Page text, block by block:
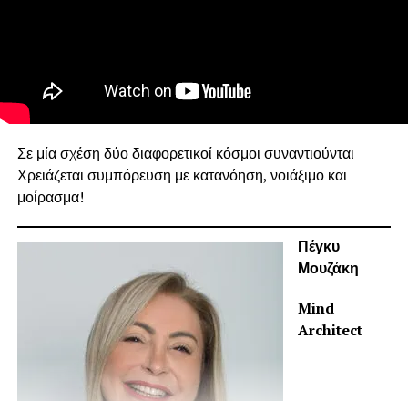
Σε μία σχέση δύο διαφορετικοί κόσμοι συναντιούνται
Χρειάζεται συμπόρευση με κατανόηση, νοιάξιμο και
μοίρασμα!
Πέγκυ
Μουζάκη
Mind
Architect